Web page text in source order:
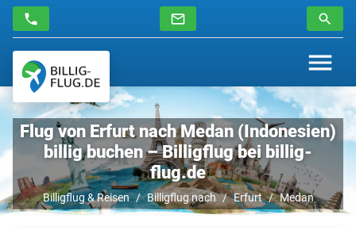
Flug von Erfurt nach Medan (Indonesien)
billig buchen – Billigflug bei billig-
flug.de
Billigflug & Reisen Billigflug nach Erfurt Medan